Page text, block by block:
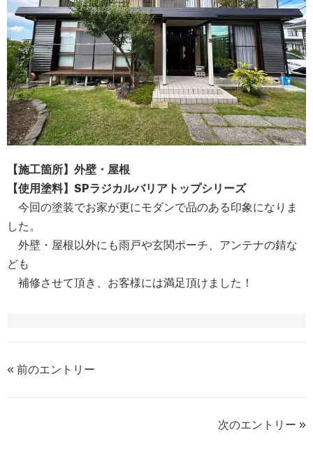
【施工箇所】外壁・屋根
【使用塗料】SPラジカルバリアトップシリーズ
今回の塗装でお家が更にモダンで品のある印象になりま
した。
外壁・屋根以外にも雨戸や玄関ポーチ、アンテナの錆な
ども
補修させて頂き、お客様には満足頂けました！
« 前のエントリー
次のエントリー »